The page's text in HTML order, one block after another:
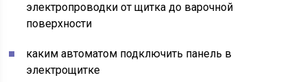
электропроводки от щитка до варочной
поверхности
каким автоматом подключить панель в
электрощитке